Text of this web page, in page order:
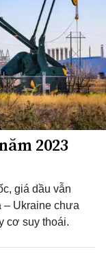
2023
giá dầu vẫn
– Ukraine chưa
cơ suy thoái.